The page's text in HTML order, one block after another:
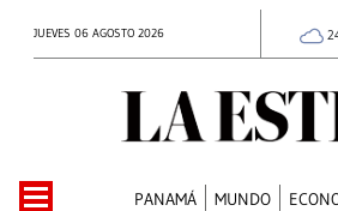
JUEVES 06 AGOSTO 2026
PANAMÁ MUNDO